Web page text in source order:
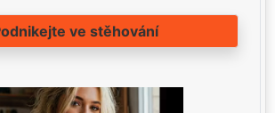
ve stěhování